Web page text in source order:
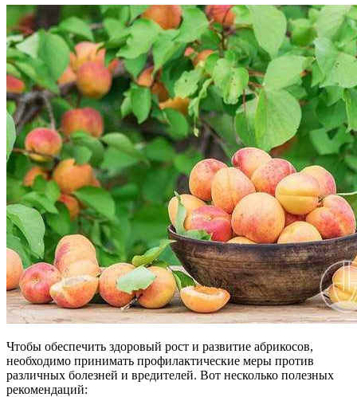
Чтобы обеспечить здоровый рост и развитие абрикосов,
необходимо принимать профилактические меры против
различных болезней и вредителей. Вот несколько полезных
рекомендаций: